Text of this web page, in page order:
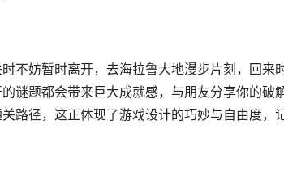
不妨暂时离开，去海拉鲁大地漫步片刻，回来
谜题都会带来巨大成就感，与朋友分享你的破
路径，这正体现了游戏设计的巧妙与自由度，